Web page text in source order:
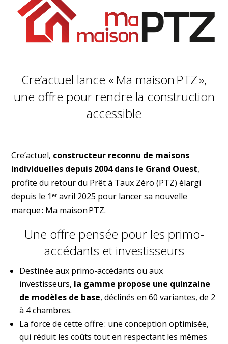
Cre’actuel lance « Ma maison PTZ »,
une offre pour rendre la construction
accessible
Cre’actuel, constructeur reconnu de maisons
individuelles depuis 2004 dans le Grand Ouest,
profite du retour du Prêt à Taux Zéro (PTZ) élargi
depuis le 1ᵉʳ avril 2025 pour lancer sa nouvelle
marque : Ma maison PTZ.
Une offre pensée pour les primo-
accédants et investisseurs
Destinée aux primo-accédants ou aux
investisseurs, la gamme propose une quinzaine
de modèles de base, déclinés en 60 variantes, de 2
à 4 chambres.
La force de cette offre : une conception optimisée,
qui réduit les coûts tout en respectant les mêmes